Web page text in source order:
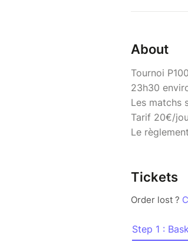
About
Tournoi
23h30
Les matchs
Tarif 20€/
Le
Tickets